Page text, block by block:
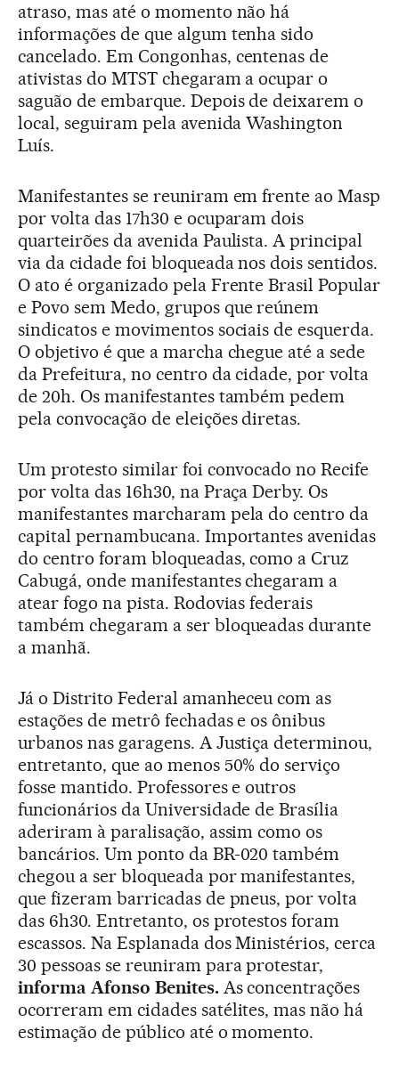
atraso, mas até o momento não há
informações de que algum tenha sido
cancelado. Em Congonhas, centenas de
ativistas do MTST chegaram a ocupar o
saguão de embarque. Depois de deixarem o
local, seguiram pela avenida Washington
Luís.
Manifestantes se reuniram em frente ao Masp
por volta das 17h30 e ocuparam dois
quarteirões da avenida Paulista. A principal
via da cidade foi bloqueada nos dois sentidos.
O ato é organizado pela Frente Brasil Popular
e Povo sem Medo, grupos que reúnem
sindicatos e movimentos sociais de esquerda.
O objetivo é que a marcha chegue até a sede
da Prefeitura, no centro da cidade, por volta
de 20h. Os manifestantes também pedem
pela convocação de eleições diretas.
Um protesto similar foi convocado no Recife
por volta das 16h30, na Praça Derby. Os
manifestantes marcharam pela do centro da
capital pernambucana. Importantes avenidas
do centro foram bloqueadas, como a Cruz
Cabugá, onde manifestantes chegaram a
atear fogo na pista. Rodovias federais
também chegaram a ser bloqueadas durante
a manhã.
Já o Distrito Federal amanheceu com as
estações de metrô fechadas e os ônibus
urbanos nas garagens. A Justiça determinou,
entretanto, que ao menos 50% do serviço
fosse mantido. Professores e outros
funcionários da Universidade de Brasília
aderiram à paralisação, assim como os
bancários. Um ponto da BR-020 também
chegou a ser bloqueada por manifestantes,
que fizeram barricadas de pneus, por volta
das 6h30. Entretanto, os protestos foram
escassos. Na Esplanada dos Ministérios, cerca
30 pessoas se reuniram para protestar,
informa Afonso Benites. As concentrações
ocorreram em cidades satélites, mas não há
estimação de público até o momento.